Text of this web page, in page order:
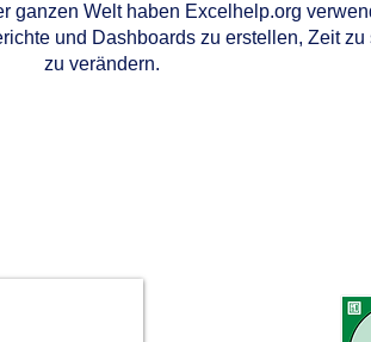
ganzen Welt haben Excelhelp.org
und Dashboards zu erstellen, Zeit
zu verändern.